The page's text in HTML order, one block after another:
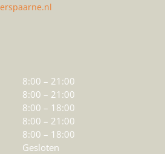
8:00 – 21:00
8:00 – 21:00
8:00 – 18:00
8:00 – 21:00
8:00 – 18:00
Gesloten